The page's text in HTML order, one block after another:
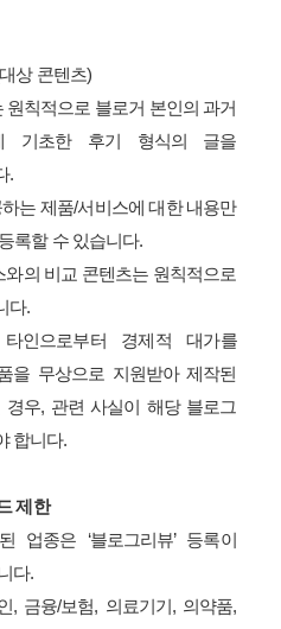
상 콘텐츠)
원칙적으로 블로거 본인의 과거
기초한 후기 형식의 글을
.
는 제품/서비스에 대한 내용만
록할 수 있습니다.
와의 비교 콘텐츠는 원칙적으로
다.
인으로부터 경제적 대가를
을 무상으로 지원받아 제작된
경우, 관련 사실이 해당 블로그
합니다.
제한
업종은 ‘블로그리뷰’ 등록이
다.
, 금융/보험, 의료기기, 의약품,